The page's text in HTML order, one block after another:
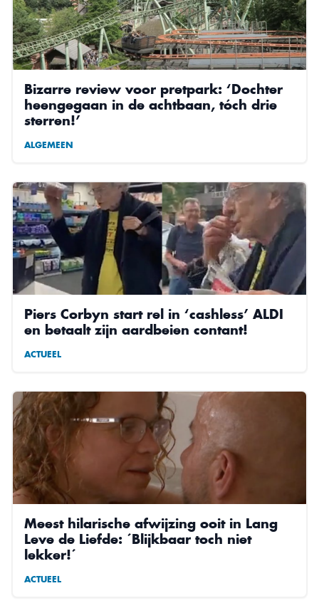
Bizarre review voor pretpark: ‘Dochter
heengegaan in de achtbaan, tóch drie
sterren!’
ALGEMEEN
Piers Corbyn start rel in ‘cashless’ ALDI
en betaalt zijn aardbeien contant!
ACTUEEL
Meest hilarische afwijzing ooit in Lang
Leve de Liefde: ´Blijkbaar toch niet
lekker!´
ACTUEEL